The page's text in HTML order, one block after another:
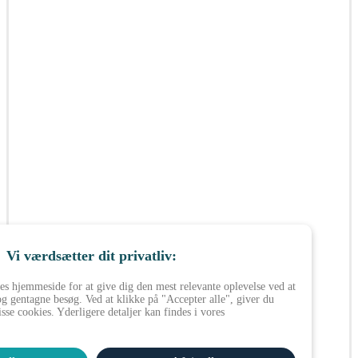
Vi værdsætter dit privatliv:
hjemmeside for at give dig den mest relevante oplevelse ved at
gentagne besøg. Ved at klikke på "Accepter alle", giver du
cookies. Yderligere detaljer kan findes i vores